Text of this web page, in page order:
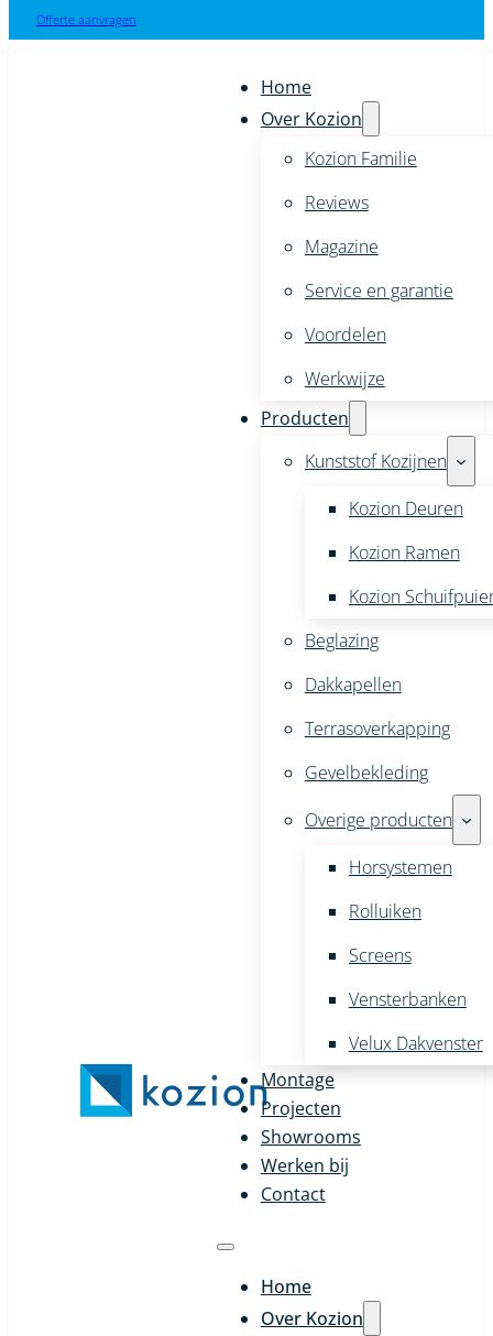
Offerte aanvragen
Home
Over Kozion
Kozion Familie
Reviews
Magazine
Service en garantie
Voordelen
Werkwijze
Producten
Kunststof Kozijnen
Kozion Deuren
Kozion Ramen
Kozion
Beglazing
Dakkapellen
Terrasoverkapping
Gevelbekleding
Overige producten
Horsystemen
Rolluiken
Screens
Vensterbanken
Velux Dakvenster
Montage
Projecten
Showrooms
Werken bij
Contact
Home
Over Kozion